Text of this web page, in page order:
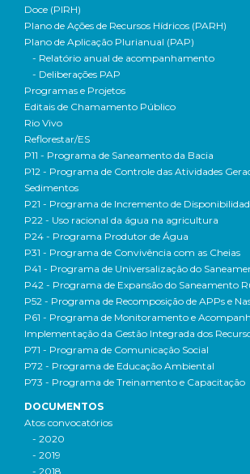
Doce (PIRH)
Plano de Ações de Recursos Hídricos (PARH)
Plano de Aplicação Plurianual (PAP)
- Relatório anual de acompanhamento
- Deliberações PAP
Programas e Projetos
Editais de Chamamento Público
Rio Vivo
Reflorestar/ES
P11 - Programa de Saneamento da Bacia
P12 - Programa de Controle das Atividades
Sedimentos
P21 - Programa de Incremento de
P22 - Uso racional da água na agricultura
P24 - Programa Produtor de Água
P31 - Programa de Convivência com as Cheias
P41 - Programa de Universalização do
P42 - Programa de Expansão do Saneamento
P52 - Programa de Recomposição de APPs e
P61 - Programa de Monitoramento e
Implementação da Gestão Integrada dos
P71 - Programa de Comunicação Social
P72 - Programa de Educação Ambiental
P73 - Programa de Treinamento e Capacitação
DOCUMENTOS
Atos convocatórios
- 2020
- 2019
- 2018